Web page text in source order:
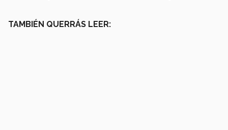
TAMBIÉN QUERRÁS LEER: